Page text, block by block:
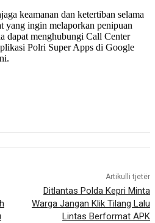
keamanan dan ketertiban selama
yang ingin melaporkan penipuan
dapat menghubungi Call Center
Polri Super Apps di Google
Artikulli tjetër
Ditlantas Polda Kepri Minta
Warga Jangan Klik Tilang Lalu
Lintas Berformat APK